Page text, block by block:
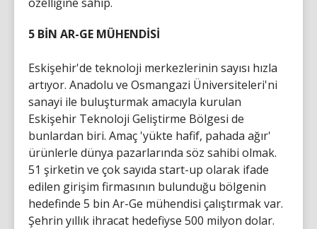
5 BİN AR-GE MÜHENDİSİ
Eskişehir'de teknoloji merkezlerinin sayısı hızla
artıyor. Anadolu ve Osmangazi Üniversiteleri'ni
sanayi ile buluşturmak amacıyla kurulan
Eskişehir Teknoloji Geliştirme Bölgesi de
bunlardan biri. Amaç 'yükte hafif, pahada ağır'
ürünlerle dünya pazarlarında söz sahibi olmak.
51 şirketin ve çok sayıda start-up olarak ifade
edilen girişim firmasının bulunduğu bölgenin
hedefinde 5 bin Ar-Ge mühendisi çalıştırmak var.
Şehrin yıllık ihracat hedefiyse 500 milyon dolar.